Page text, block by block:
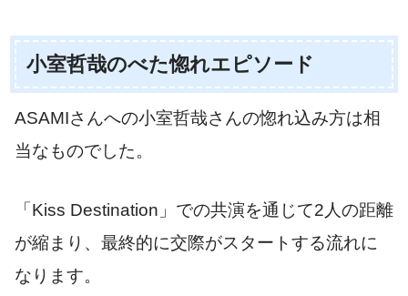
小室哲哉のべた惚れエピソード
ASAMIさんへの小室哲哉さんの惚れ込み方は相
当なものでした。
「Kiss Destination」での共演を通じて2人の距離
が縮まり、最終的に交際がスタートする流れに
なります。